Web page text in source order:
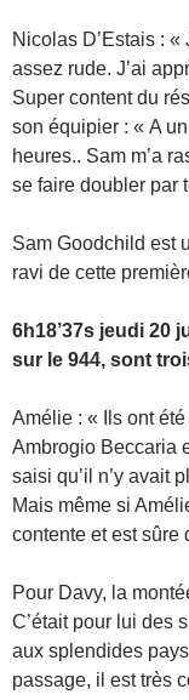
Nicolas D’Estais :
assez rude. J’ai
Super content du
son équipier : « A
heures.. Sam m’a
se faire doubler par
Sam Goodchild est
ravi de cette
6h18’37s jeudi 20
sur le 944, sont
Amélie : « Ils ont
Ambrogio Beccaria
saisi qu’il n’y avait
Mais même si
contente et est sûre
Pour Davy, la
C’était pour lui des
aux splendides
passage, il est très